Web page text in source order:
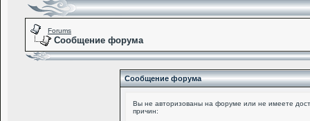
Forums
Сообщение форума
Сообщение форума
Вы не авторизованы на форуме или не имеете
причин: